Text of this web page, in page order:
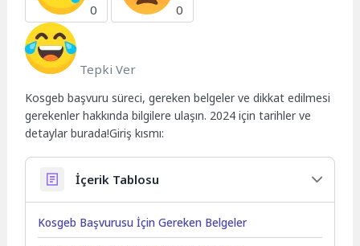
0 0
Tepki Ver
Kosgeb başvuru süreci, gereken belgeler ve dikkat edilmesi
gerekenler hakkında bilgilere ulaşın. 2024 için tarihler ve
detaylar burada!Giriş kısmı:
İçerik Tablosu
Kosgeb Başvurusu İçin Gereken Belgeler